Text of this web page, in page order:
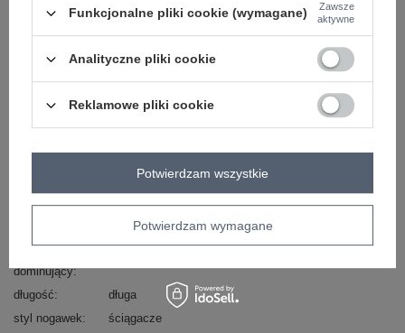
Zadzwoń+48 601 547 740 Zadaj pytanie
skład materiału : 72% bawełna , 22% poliester , 6%
Kod produktu
EM-KMPL-806.45P
bluza+spodnie
styl
casual
gładki
dominujący
długość
długa
styl nogawek
ściągacze
Funkcjonalne pliki cookie (wymagane)
Zawsze
aktywne
Analityczne pliki cookie
Reklamowe pliki cookie
Potwierdzam wymagane
Potwierdzam wszystkie